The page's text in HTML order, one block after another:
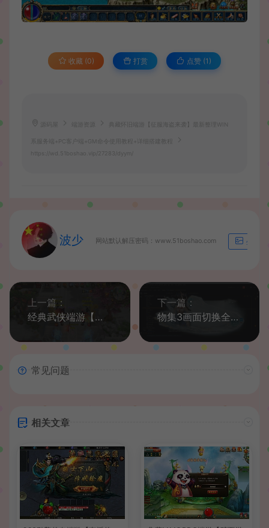
收藏 (0) 打赏 点赞 (1 )
端游资源 典藏怀旧端游【征服海盗来袭】最新整理WIN
系服务端+PC客户端+GM命令使用教程+详细搭建教程
https://wd.51boshao.vip/27283/dyym/
波少 网站默认解压密码：www.51boshao.com 生成海
上一篇：
经典武侠端游【天龙八部之遗忘之地】最新整理Linux手工服务端+PC客户端+GM工具+详细搭建教程
下一篇：
物集3画面切换全套源码（参考红木的那个教程）
常见问题
相关文章